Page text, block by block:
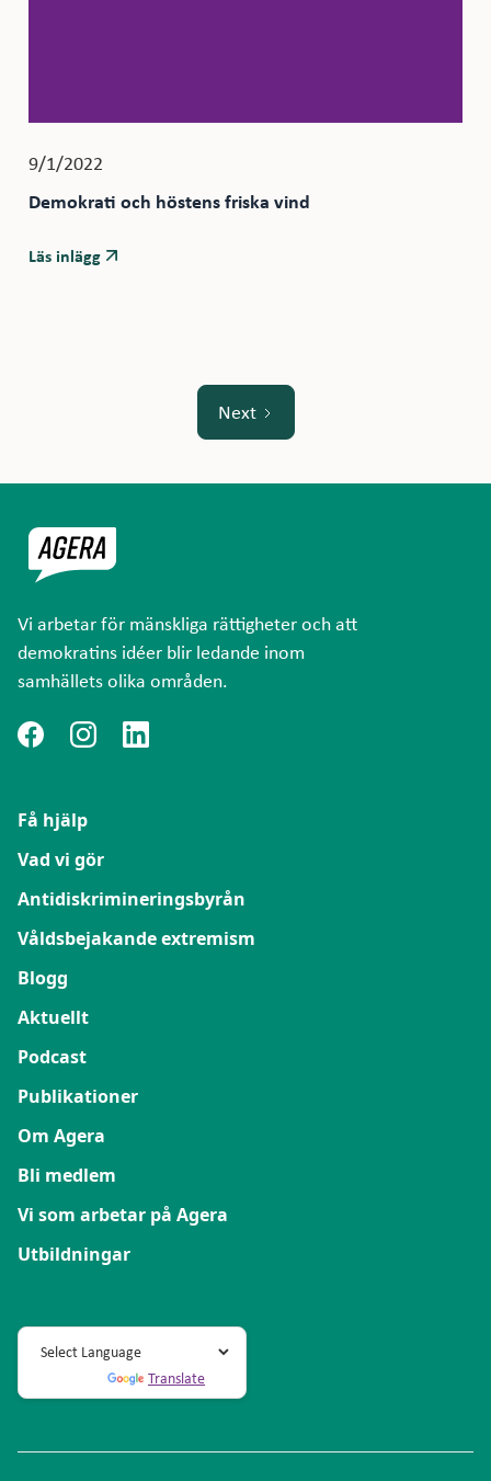
9/1/2022
Demokrati och höstens friska vind
Läs inlägg
Next
Vi arbetar för mänskliga rättigheter och att
demokratins idéer blir ledande inom
samhällets olika områden.
Få hjälp
Vad vi gör
Antidiskrimineringsbyrån
Våldsbejakande extremism
Blogg
Aktuellt
Podcast
Publikationer
Om Agera
Bli medlem
Vi som arbetar på Agera
Utbildningar
Translate